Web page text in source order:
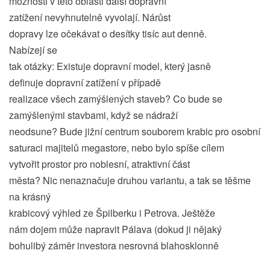
zatížení nevyhnutelně vyvolají. Nárůst
dopravy lze očekávat o desítky tisíc aut denně.
Nabízejí se
tak otázky: Existuje dopravní model, který jasně
definuje dopravní zatížení v případě
realizace všech zamýšlených staveb? Co bude se
zamýšlenými stavbami, když se nádraží
neodsune? Bude jižní centrum souborem krabic pro osobní
saturaci majitelů megastore, nebo bylo spíše cílem
vytvořit prostor pro noblesní, atraktivní část
města? Nic nenaznačuje druhou variantu, a tak se těšme
na krásný
krabicový výhled ze Špilberku i Petrova. Ještěže
nám dojem může napravit Pálava (dokud ji nějaký
bohulibý záměr investora nesrovná blahosklonně